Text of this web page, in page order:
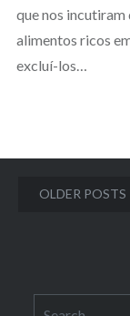
que nos incutiram
alimentos ricos
excluí-los…
Posts
OLDER POSTS